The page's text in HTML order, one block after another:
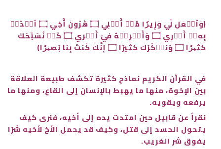
﴿وَٱجۡعَل لِّي وَزِيرٗا مِّنۡ أَهۡلِي ۝ هَٰرُونَ أَخِي ۝ ٱشۡدُدۡ
بِهِۦٓ أَزۡرِي ۝ وَأَشۡرِكۡهُ فِيٓ أَمۡرِي ۝ كَيۡ نُسَبِّحَكَ
كَثِيرٗا ۝ وَنَذۡكُرَكَ كَثِيرًا ۝ إِنَّكَ كُنتَ بِنَا بَصِيرٗا﴾
في القرآن الكريم نماذج كثيرة تكشف طبيعة العلاقة
بين الإخوة، منها ما يهبط بالإنسان إلى القاع، ومنها ما
يرفعه ويقويه.
نقرأ عن قابيل حين امتدت يده إلى أخيه، فنرى كيف
يتحول الحسد إلى قتل، وكيف قد يحمل الأخ لأخيه شرًا
يفوق شر الغريب.